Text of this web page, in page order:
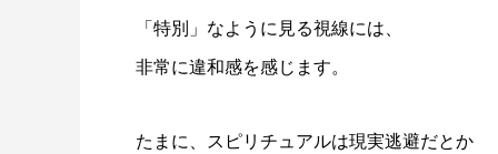
「特別」なように見る視線には、
非常に違和感を感じます。
たまに、スピリチュアルは現実逃避だとか